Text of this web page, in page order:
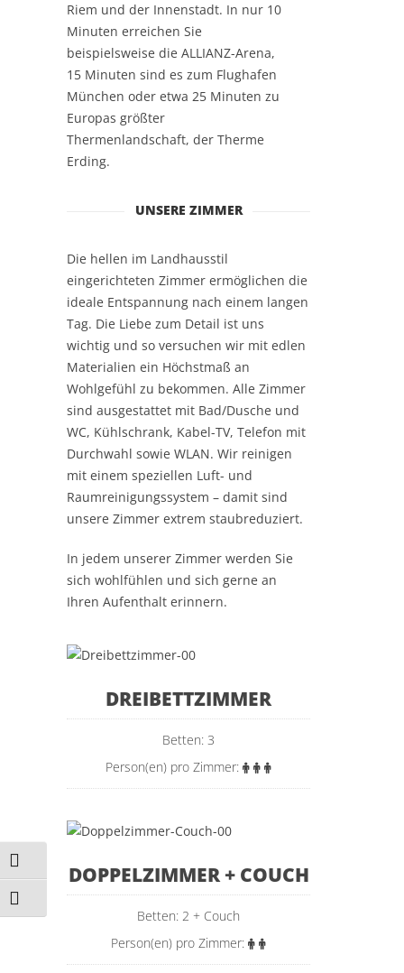
Umschalten auf hohe Kontraste
Schrift vergrößern
Riem und der Innenstadt. In nur 10
Minuten erreichen Sie
beispielsweise die ALLIANZ-Arena,
15 Minuten sind es zum Flughafen
München oder etwa 25 Minuten zu
Europas größter
Thermenlandschaft, der Therme
Erding.
UNSERE ZIMMER
Die hellen im Landhausstil
eingerichteten Zimmer ermöglichen die
ideale Entspannung nach einem langen
Tag. Die Liebe zum Detail ist uns
wichtig und so versuchen wir mit edlen
Materialien ein Höchstmaß an
Wohlgefühl zu bekommen. Alle Zimmer
sind ausgestattet mit Bad/Dusche und
WC, Kühlschrank, Kabel-TV, Telefon mit
Durchwahl sowie WLAN. Wir reinigen
mit einem speziellen Luft- und
Raumreinigungssystem – damit sind
unsere Zimmer extrem staubreduziert.
In jedem unserer Zimmer werden Sie
sich wohlfühlen und sich gerne an
Ihren Aufenthalt erinnern.
DREIBETTZIMMER
Betten: 3
Person(en) pro Zimmer:
DOPPELZIMMER + COUCH
Betten: 2 + Couch
Person(en) pro Zimmer: